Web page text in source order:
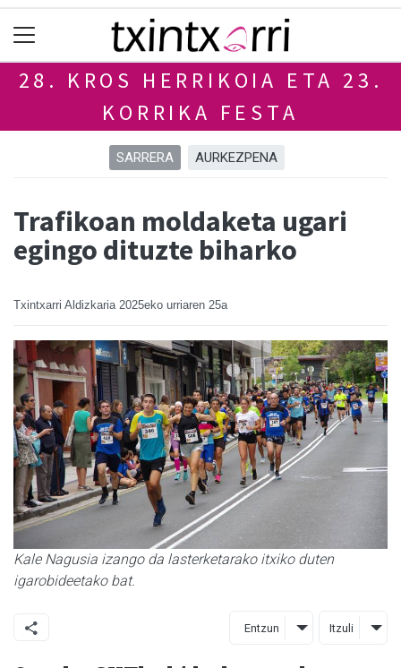
28. KROS HERRIKOIA ETA 23.
KORRIKA FESTA
SARRERA AURKEZPENA
Trafikoan moldaketa ugari
egingo dituzte biharko
Txintxarri Aldizkaria 2025eko urriaren 25a
Kale Nagusia izango da lasterketarako itxiko duten
igarobideetako bat.
Entzun Itzuli